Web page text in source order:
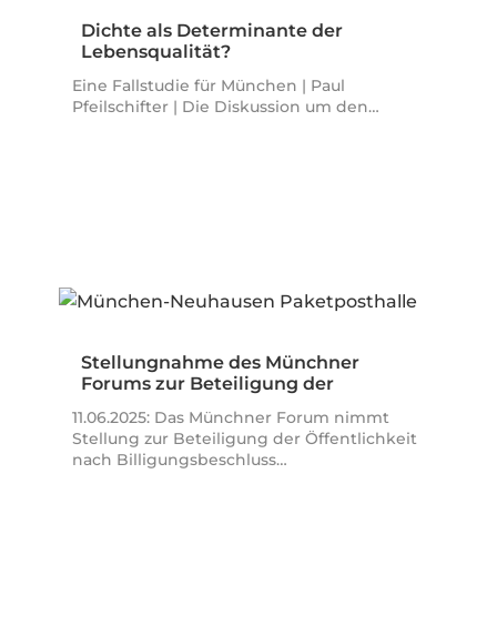
Dichte als Determinante der
Lebensqualität?
Eine Fallstudie für München | Paul
Pfeilschifter | Die Diskussion um den…
Stellungnahme des Münchner
Forums zur Beteiligung der
11.06.2025: Das Münchner Forum nimmt
Stellung zur Beteiligung der Öffentlichkeit
nach Billigungsbeschluss…